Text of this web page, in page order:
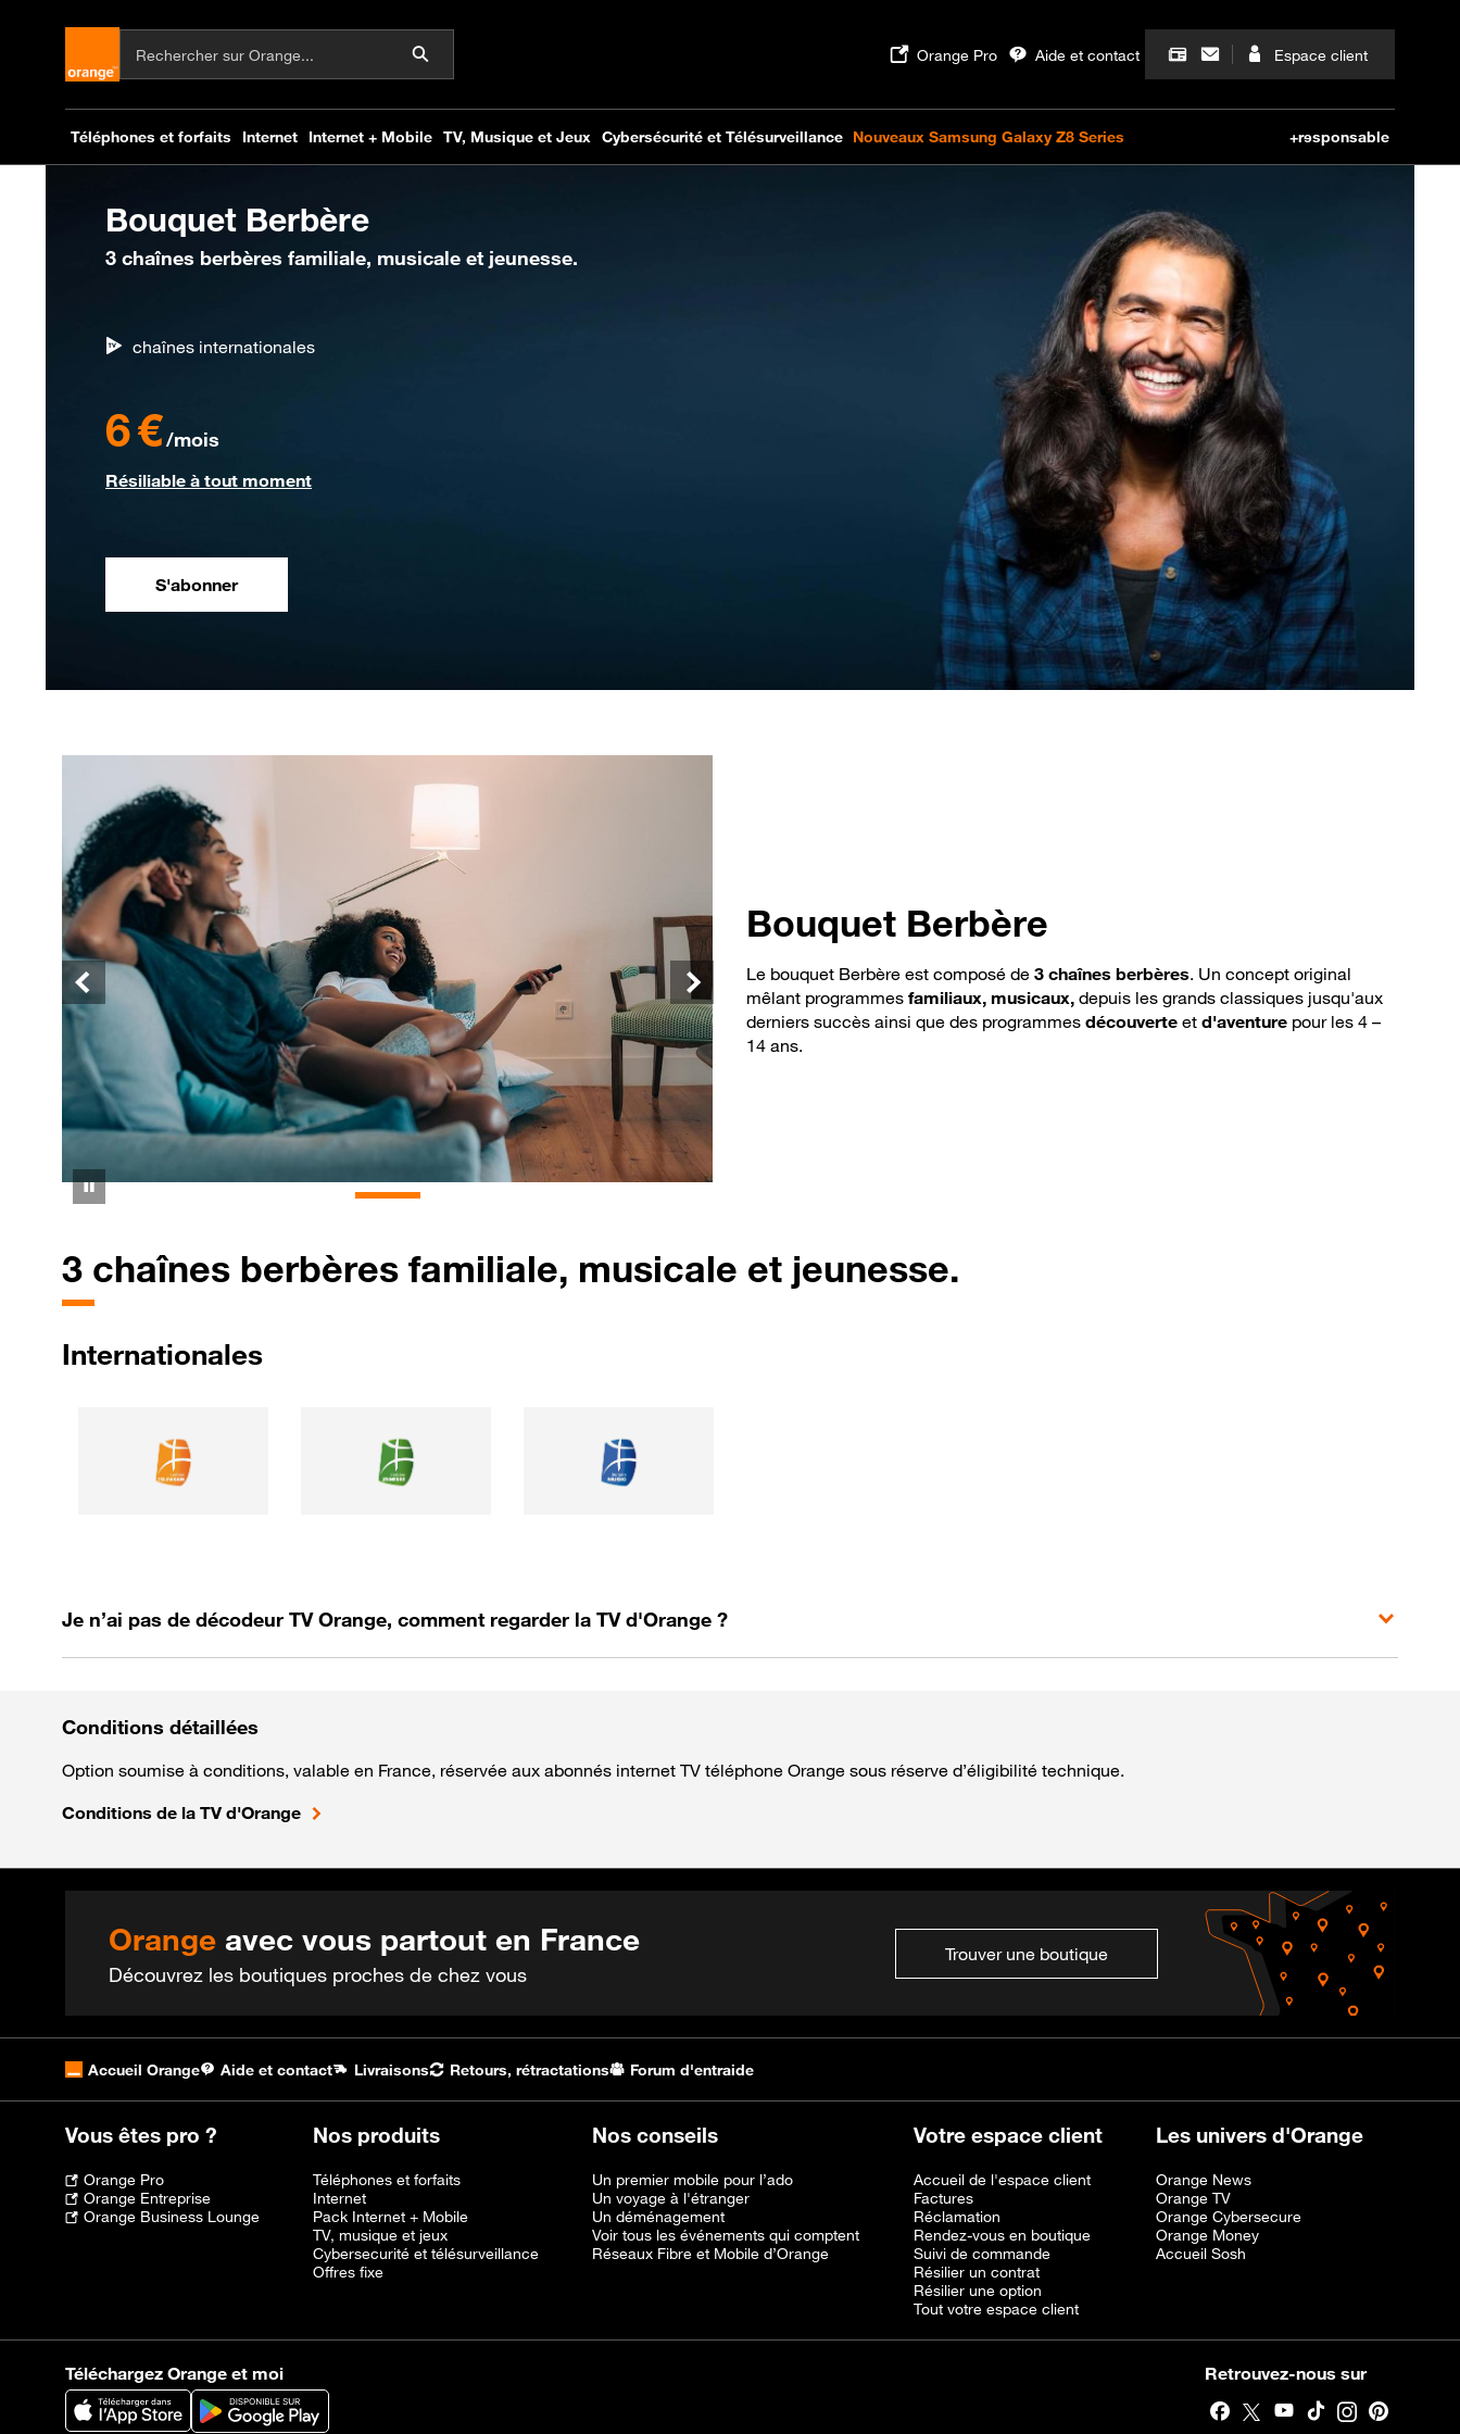
Bouquet Berbère
3 chaînes berbères familiale, musicale et jeunesse.
chaînes internationales
6 €/mois
Résiliable à tout moment
S'abonner
Pause
Précédent
Suivant
Bouquet Berbère
Le bouquet Berbère est composé de 3 chaînes berbères. Un concept original
mêlant programmes familiaux, musicaux, depuis les grands classiques jusqu'aux
derniers succès ainsi que des programmes découverte et d'aventure pour les 4 –
14 ans.
3 chaînes berbères familiale, musicale et jeunesse.
Internationales
Je n’ai pas de décodeur TV Orange, comment regarder la TV d'Orange ?
Conditions détaillées
Option soumise à conditions, valable en France, réservée aux abonnés internet TV téléphone Orange sous réserve d’éligibilité technique.
Conditions de la TV d'Orange